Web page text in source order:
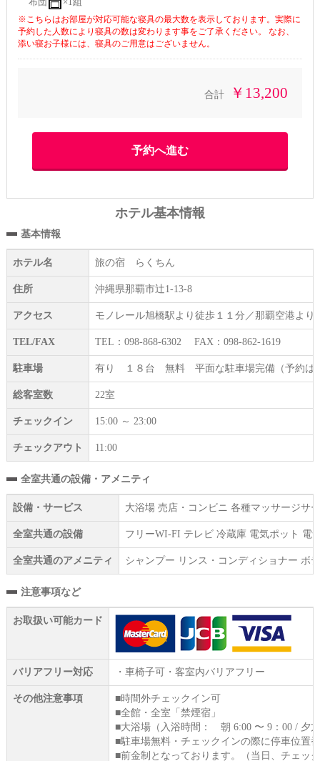
※こちらはお部屋が対応可能な寝具の最大数を表示しております。実際に
予約した人数により寝具の数は変わります事をご了承ください。 なお、
添い寝お子様には、寝具のご用意はございません。
合計 ￥13,200
ホテル基本情報
基本情報
ホテル名 旅の宿 らくちん
住所 沖縄県那覇市辻1-13-8
アクセス モノレール旭橋駅より徒歩１１分／那覇空港より
TEL/FAX TEL：098-868-6302 FAX：098-862-1619
駐車場 有り １８台 無料 平面な駐車場完備（予約は
総客室数 22室
チェックイン 15:00 ～ 23:00
チェックアウト 11:00
全室共通の設備・アメニティ
設備・サービス 大浴場 売店・コンビニ 各種マッサージサ
全室共通の設備 フリーWI‐FI テレビ 冷蔵庫 電気ポット 電
全室共通のアメニティ シャンプー リンス・コンディショナー ボ
注意事項など
お取扱い可能カード
バリアフリー対応 ・車椅子可・客室内バリアフリー
その他注意事項
■時間外チェックイン可
■全館・全室「禁煙宿」
■大浴場（入浴時間： 朝 6:00 〜 9：00 / 夕
■駐車場無料・チェックインの際に停車位置
■前金制となっております。（当日、チェッ